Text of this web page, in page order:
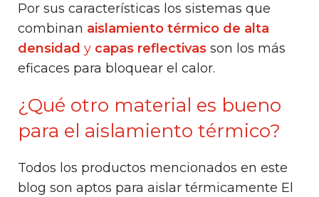
Por sus características los sistemas que
combinan aislamiento térmico de alta
densidad y capas reflectivas son los más
eficaces para bloquear el calor.
¿Qué otro material es bueno
para el aislamiento térmico?
Todos los productos mencionados en este
blog son aptos para aislar térmicamente El